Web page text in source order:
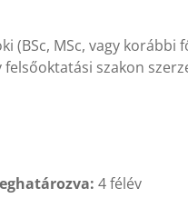
(BSc, MSc, vagy korábbi
szakon
4 félév